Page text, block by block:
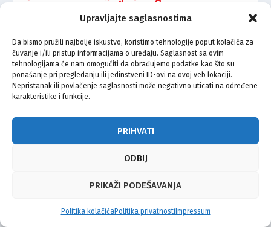
Upravljajte saglasnostima
Da bismo pružili najbolje iskustvo, koristimo tehnologije poput kolačića za
čuvanje i/ili pristup informacijama o uređaju. Saglasnost sa ovim
tehnologijama će nam omogućiti da obrađujemo podatke kao što su
ponašanje pri pregledanju ili jedinstveni ID-ovi na ovoj veb lokaciji.
Nepristanak ili povlačenje saglasnosti može negativno uticati na određene
karakteristike i funkcije.
PRIHVATI
ODBIJ
PRIKAŽI PODEŠAVANJA
Politika kolačićaPolitika privatnosti Impressum
© Vijeće bošnjačke nacionalne manjine Grada Zagreba 2026